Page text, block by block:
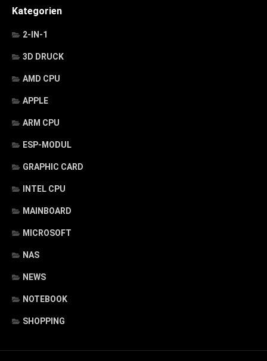
Kategorien
2-IN-1
3D DRUCK
AMD CPU
APPLE
ARM CPU
ESP-MODUL
GRAPHIC CARD
INTEL CPU
MAINBOARD
MICROSOFT
NAS
NEWS
NOTEBOOK
SHOPPING